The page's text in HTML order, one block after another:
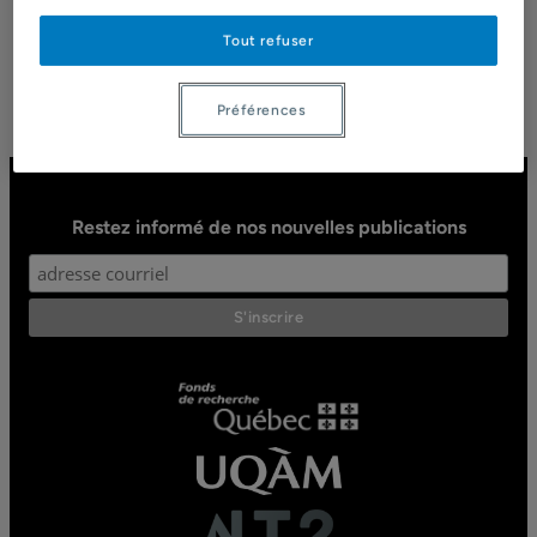
11 avril 2020
Restez informé de nos nouvelles publications
Tout refuser
Préférences